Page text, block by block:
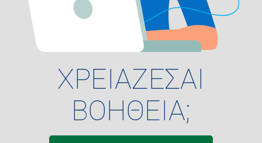
ΧΡΕΙΑΖΕΣΑΙ
ΒΟΗΘΕΙΑ;